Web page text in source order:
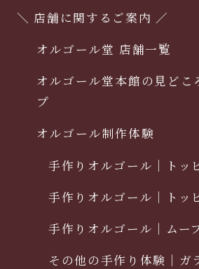
＼ 店舗に関するご案内 ／
オルゴール堂 店舗一覧
オルゴール堂本館の見どこ
プ
オルゴール制作体験
手作りオルゴール｜トッ
手作りオルゴール｜トッ
手作りオルゴール｜ムー
その他の手作り体験｜ガ